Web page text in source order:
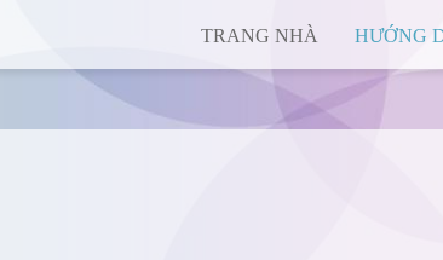
TRANG NHÀ HƯỚNG